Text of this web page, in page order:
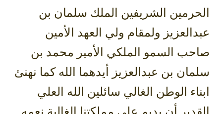
الحرمين الشريفين الملك سلمان بن
عبدالعزيز ولمقام ولي العهد الأمين
صاحب السمو الملكي الأمير محمد بن
سلمان بن عبدالعزيز أيدهما الله كما نهنئ
ابناء الوطن الغالي سائلين الله العلي